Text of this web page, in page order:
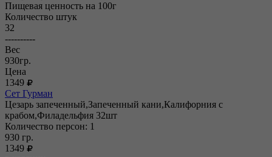
Пищевая ценность на 100г
Количество штук
32
----------
Вес
930гр.
Цена
1349
Сет Гурман
Цезарь запеченный,Запеченный кани,Калифорния с
крабом,Филадельфия 32шт
Количество персон: 1
930 гр.
1349